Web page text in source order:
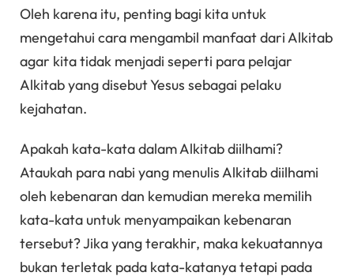
Oleh karena itu, penting bagi kita untuk
mengetahui cara mengambil manfaat dari Alkitab
agar kita tidak menjadi seperti para pelajar
Alkitab yang disebut Yesus sebagai pelaku
kejahatan.
Apakah kata-kata dalam Alkitab diilhami?
Ataukah para nabi yang menulis Alkitab diilhami
oleh kebenaran dan kemudian mereka memilih
kata-kata untuk menyampaikan kebenaran
tersebut? Jika yang terakhir, maka kekuatannya
bukan terletak pada kata-katanya tetapi pada